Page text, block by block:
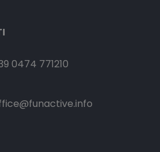
0474 771210